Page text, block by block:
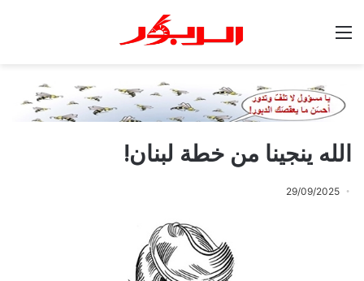
الله ينجينا من خطة لبنان!
29/09/2025